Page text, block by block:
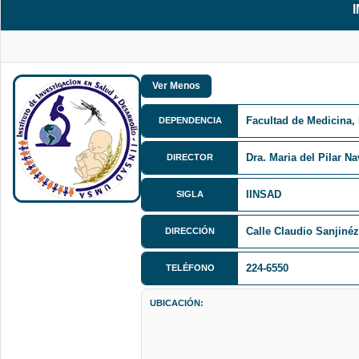
DEPENDENCIA Facultad de
DIRECTOR Dra. Maria del Pilar
SIGLA IINSAD
DIRECCIÓN Calle Claudio
TELÉFONO 224-6550
UBICACIÓN: